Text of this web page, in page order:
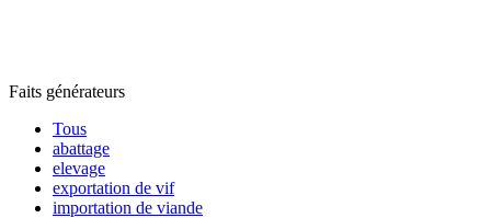
Faits générateurs
Tous
abattage
elevage
exportation de vif
importation de viande